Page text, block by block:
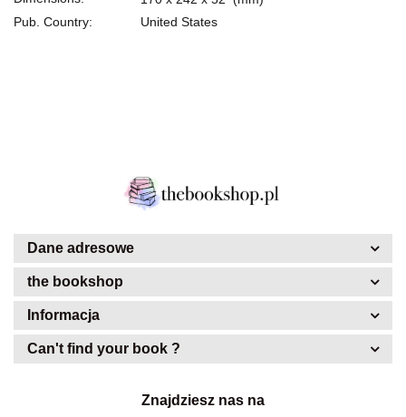
Pub. Country:
United States
Dane adresowe
the bookshop
Informacja
Can't find your book ?
Znajdziesz nas na